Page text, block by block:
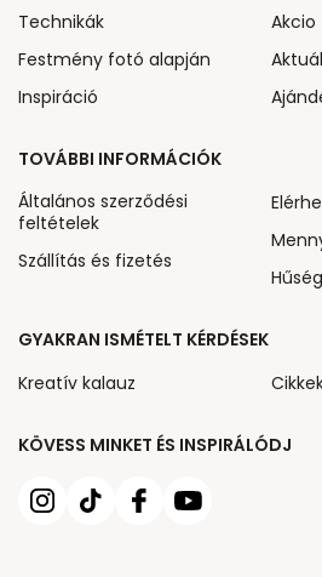
KÖVESS MINKET ÉS INSPIRÁLÓDJ
Technikák
Festmény fotó alapján
Inspiráció
Akcio
TOVÁBBI INFORMÁCIÓK
Általános szerződési
feltételek
Szállítás és fizetés
GYAKRAN ISMÉTELT KÉRDÉSEK
Kreatív kalauz